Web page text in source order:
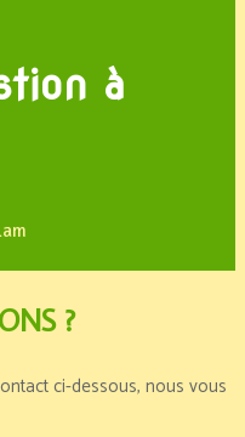
à
?
ci-dessous, nous vous